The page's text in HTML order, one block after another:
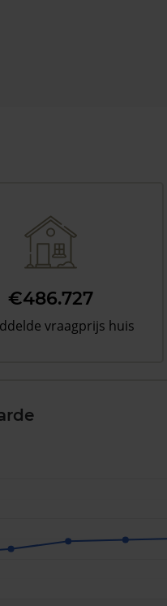
€486.727
vraagprijs huis